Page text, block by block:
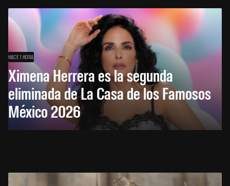
HACE 1 HORA
Ximena Herrera es la segunda
eliminada de La Casa de los Famosos
México 2026